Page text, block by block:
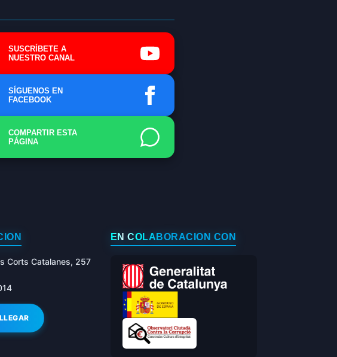
SUSCRÍBETE A
NUESTRO CANAL
SÍGUENOS EN
FACEBOOK
COMPARTIR ESTA
PÁGINA
Corts Catalanes, 257
EN COLABORACIÓN CON